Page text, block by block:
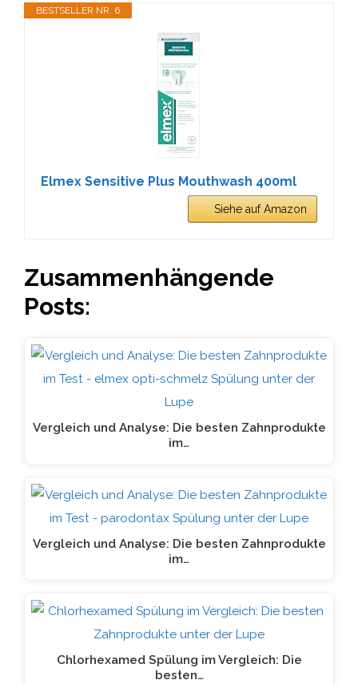
BESTSELLER NR. 6
Elmex Sensitive Plus Mouthwash 400ml
Siehe auf Amazon
Zusammenhängende
Posts:
Vergleich und Analyse: Die besten Zahnprodukte
im…
Vergleich und Analyse: Die besten Zahnprodukte
im…
Chlorhexamed Spülung im Vergleich: Die
besten…